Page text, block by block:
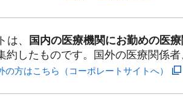
は、 国内の医療機関にお勤めの医
約したものです。国外の医療関係
方はこちら（コーポレートサイトへ）